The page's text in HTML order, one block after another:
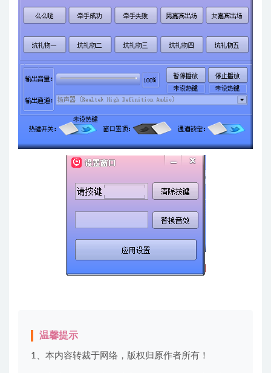
温馨提示
1、本内容转裁于网络，版权归原作者所有！